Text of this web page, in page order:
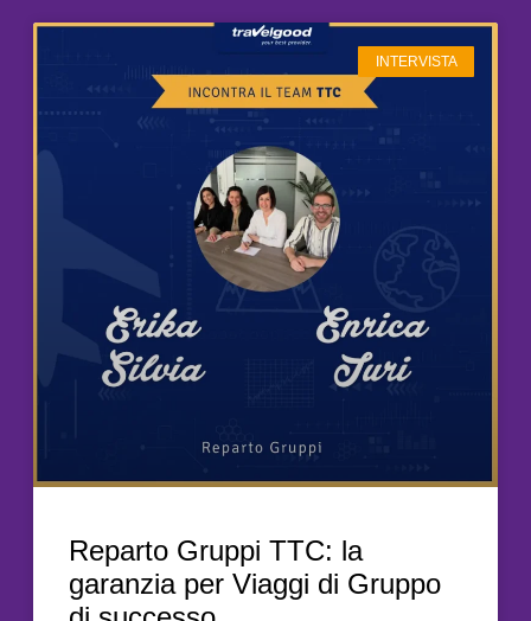
INTERVISTA
Reparto Gruppi TTC: la
garanzia per Viaggi di Gruppo